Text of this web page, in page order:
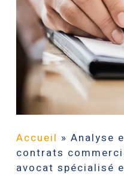
Accueil » Analyse
contrats
avocat spécialisé